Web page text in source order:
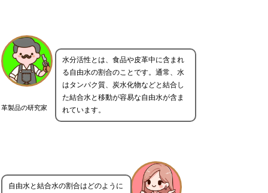
革製品の研究家
水分活性とは、食品や皮革中に含まれ
る自由水の割合のことです。通常、水
はタンパク質、炭水化物などと結合し
た結合水と移動が容易な自由水が含ま
れています。
自由水と結合水の割合はどのように